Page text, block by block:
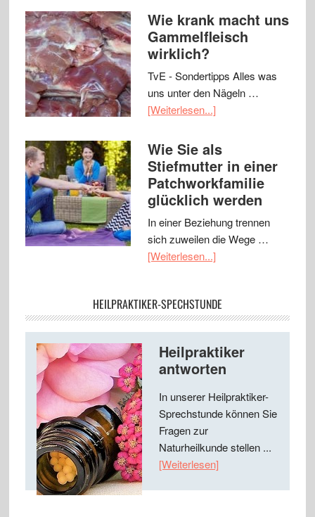
Wie krank macht uns
Gammelfleisch
wirklich?
TvE - Sondertipps Alles was
uns unter den Nägeln …
[Weiterlesen...]
Wie Sie als
Stiefmutter in einer
Patchworkfamilie
glücklich werden
In einer Beziehung trennen
sich zuweilen die Wege …
[Weiterlesen...]
HEILPRAKTIKER-SPECHSTUNDE
Heilpraktiker
antworten
In unserer Heilpraktiker-
Sprechstunde können Sie
Fragen zur
Naturheilkunde stellen ...
[Weiterlesen]